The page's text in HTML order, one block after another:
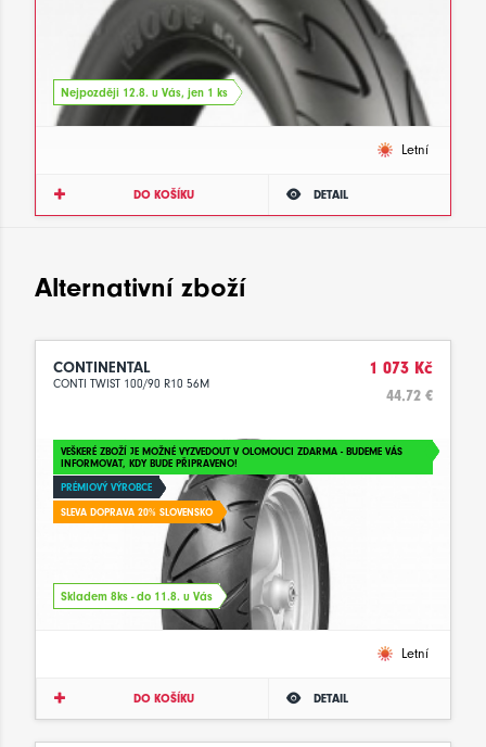
Nejpozději 12.8. u Vás, jen 1 ks
Letní
DO KOŠÍKU DETAIL
Alternativní zboží
CONTINENTAL
CONTI TWIST 100/90 R10 56M
1 073 Kč
44.72 €
VEŠKERÉ ZBOŽÍ JE MOŽNÉ VYZVEDOUT V OLOMOUCI ZDARMA - BUDEME VÁS
INFORMOVAT, KDY BUDE PŘIPRAVENO!
PRÉMIOVÝ VÝROBCE
SLEVA DOPRAVA 20% SLOVENSKO
Skladem 8ks - do 11.8. u Vás
Letní
DO KOŠÍKU DETAIL